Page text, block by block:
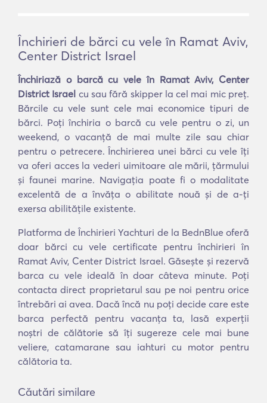
Închirieri de bărci cu vele în Ramat Aviv,
Center District Israel
Închiriază o barcă cu vele în Ramat Aviv, Center
District Israel cu sau fără skipper la cel mai mic preț.
Bărcile cu vele sunt cele mai economice tipuri de
bărci. Poți închiria o barcă cu vele pentru o zi, un
weekend, o vacanță de mai multe zile sau chiar
pentru o petrecere. Închirierea unei bărci cu vele îți
va oferi acces la vederi uimitoare ale mării, țărmului
și faunei marine. Navigația poate fi o modalitate
excelentă de a învăța o abilitate nouă și de a-ți
exersa abilitățile existente.
Platforma de Închirieri Yachturi de la BednBlue oferă
doar bărci cu vele certificate pentru închirieri în
Ramat Aviv, Center District Israel. Găsește și rezervă
barca cu vele ideală în doar câteva minute. Poți
contacta direct proprietarul sau pe noi pentru orice
întrebări ai avea. Dacă încă nu poți decide care este
barca perfectă pentru vacanța ta, lasă experții
noștri de călătorie să îți sugereze cele mai bune
veliere, catamarane sau iahturi cu motor pentru
călătoria ta.
Căutări similare